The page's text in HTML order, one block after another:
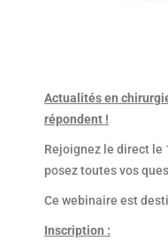
Actualités en
répondent !
Rejoignez le direct le
posez toutes vos
Ce webinaire est
Inscription :